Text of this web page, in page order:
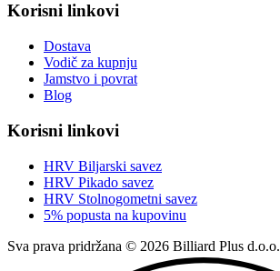
Korisni linkovi
Dostava
Vodič za kupnju
Jamstvo i povrat
Blog
Korisni linkovi
HRV Biljarski savez
HRV Pikado savez
HRV Stolnogometni savez
5% popusta na kupovinu
Sva prava pridržana © 2026 Billiard Plus d.o.o.